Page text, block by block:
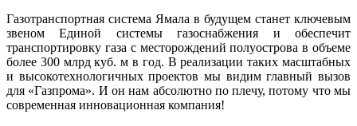
Газотранспортная система Ямала в будущем станет ключевым
звеном Единой системы газоснабжения и обеспечит
транспортировку газа с месторождений полуострова в объеме
более 300 млрд куб. м в год. В реализации таких масштабных
и высокотехнологичных проектов мы видим главный вызов
для «Газпрома». И он нам абсолютно по плечу, потому что мы
современная инновационная компания!